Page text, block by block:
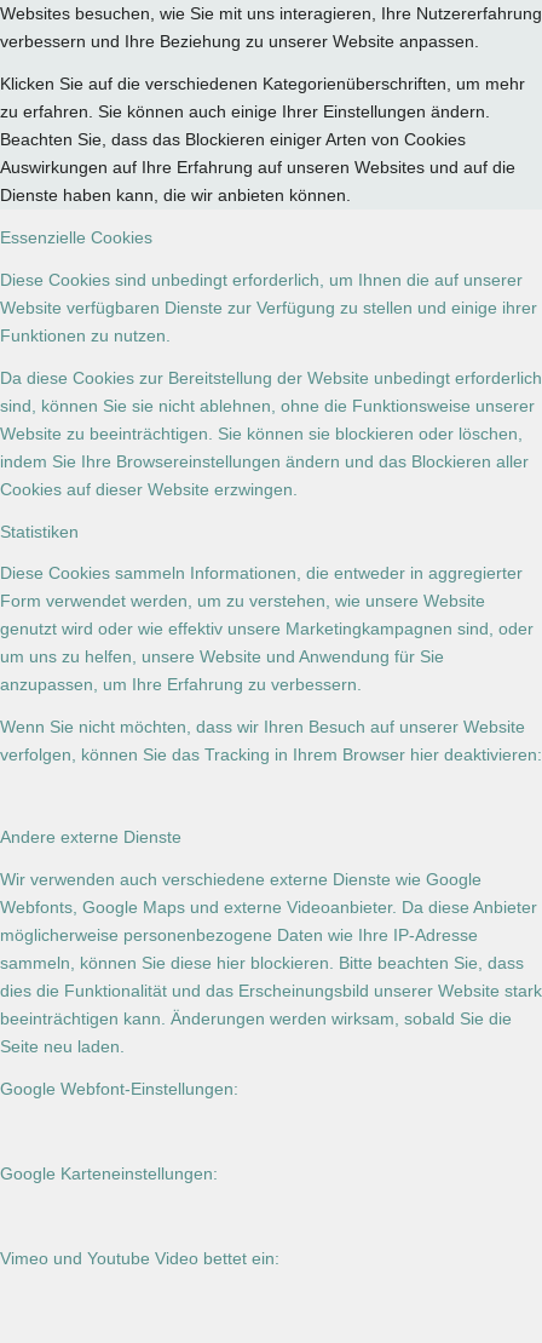
Websites besuchen, wie Sie mit uns interagieren, Ihre Nutzererfahrung
verbessern und Ihre Beziehung zu unserer Website anpassen.
Klicken Sie auf die verschiedenen Kategorienüberschriften, um mehr
zu erfahren. Sie können auch einige Ihrer Einstellungen ändern.
Beachten Sie, dass das Blockieren einiger Arten von Cookies
Auswirkungen auf Ihre Erfahrung auf unseren Websites und auf die
Dienste haben kann, die wir anbieten können.
Essenzielle Cookies
Diese Cookies sind unbedingt erforderlich, um Ihnen die auf unserer
Website verfügbaren Dienste zur Verfügung zu stellen und einige ihrer
Funktionen zu nutzen.
Da diese Cookies zur Bereitstellung der Website unbedingt erforderlich
sind, können Sie sie nicht ablehnen, ohne die Funktionsweise unserer
Website zu beeinträchtigen. Sie können sie blockieren oder löschen,
indem Sie Ihre Browsereinstellungen ändern und das Blockieren aller
Cookies auf dieser Website erzwingen.
Statistiken
Diese Cookies sammeln Informationen, die entweder in aggregierter
Form verwendet werden, um zu verstehen, wie unsere Website
genutzt wird oder wie effektiv unsere Marketingkampagnen sind, oder
um uns zu helfen, unsere Website und Anwendung für Sie
anzupassen, um Ihre Erfahrung zu verbessern.
Wenn Sie nicht möchten, dass wir Ihren Besuch auf unserer Website
verfolgen, können Sie das Tracking in Ihrem Browser hier deaktivieren:
Andere externe Dienste
Wir verwenden auch verschiedene externe Dienste wie Google
Webfonts, Google Maps und externe Videoanbieter. Da diese Anbieter
möglicherweise personenbezogene Daten wie Ihre IP-Adresse
sammeln, können Sie diese hier blockieren. Bitte beachten Sie, dass
dies die Funktionalität und das Erscheinungsbild unserer Website stark
beeinträchtigen kann. Änderungen werden wirksam, sobald Sie die
Seite neu laden.
Google Webfont-Einstellungen:
Google Karteneinstellungen:
Vimeo und Youtube Video bettet ein: